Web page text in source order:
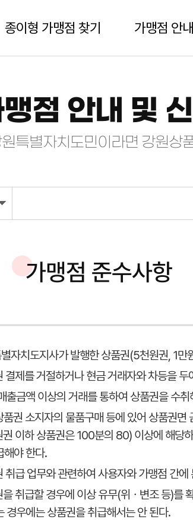
종이형 가맹점 찾기 가맹점 안
가맹점 준수사
정보변경/철회
가맹점 스티커
점 안내 및
특별자치도민이라면 강원상
가맹점 준수사항
자치도지사가 발행한 상품권(5천원권, 1만
결제를 거절하거나 현금 거래자와 차등을 두
출금액 이상의 거래를 통하여 상품권을 수취
권 소지자의 물품구매 등에 있어 상품권
이하 상품권은 100분의 80) 이상에 해당
해야 한다.
취급 업무와 관련하여 사용자와 가맹점 간
취급할 경우에 이상 유무(위ㆍ변조 등)를
경우에는 상품권을 취급해서는 안 된다.